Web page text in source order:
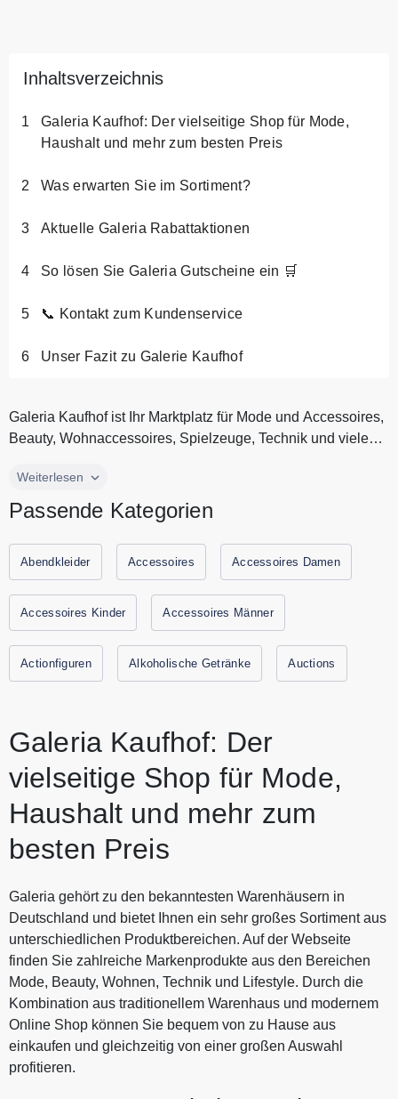
Inhaltsverzeichnis
Galeria Kaufhof: Der vielseitige Shop für Mode,
Haushalt und mehr zum besten Preis
Was erwarten Sie im Sortiment?
Aktuelle Galeria Rabattaktionen
So lösen Sie Galeria Gutscheine ein 🛒
📞 Kontakt zum Kundenservice
Unser Fazit zu Galerie Kaufhof
Galeria Kaufhof ist Ihr Marktplatz für Mode und Accessoires,
Beauty, Wohnaccessoires, Spielzeuge, Technik und vieles
Galeria Kaufhof ist Ihr Marktplatz für Mode und Accessoires,
mehr. Bei Galeria sparen Sie jeden Tag mit neuen
inspirieren und finden Sie alles was sie brauchen. Alle
aktuellen Gutscheine und Rabatte von Galeria finden Sie
immer hier auf Gutscheine.codes.
Weiterlesen
Passende Kategorien
Abendkleider Accessoires Accessoires Damen
Accessoires Kinder Accessoires Männer
Actionfiguren Alkoholische Getränke Auctions
Galeria Kaufhof: Der
vielseitige Shop für Mode,
Haushalt und mehr zum
besten Preis
Galeria gehört zu den bekanntesten Warenhäusern in
Deutschland und bietet Ihnen ein sehr großes Sortiment aus
unterschiedlichen Produktbereichen. Auf der Webseite
finden Sie zahlreiche Markenprodukte aus den Bereichen
Mode, Beauty, Wohnen, Technik und Lifestyle. Durch die
Kombination aus traditionellem Warenhaus und modernem
Online Shop können Sie bequem von zu Hause aus
einkaufen und gleichzeitig von einer großen Auswahl
profitieren.